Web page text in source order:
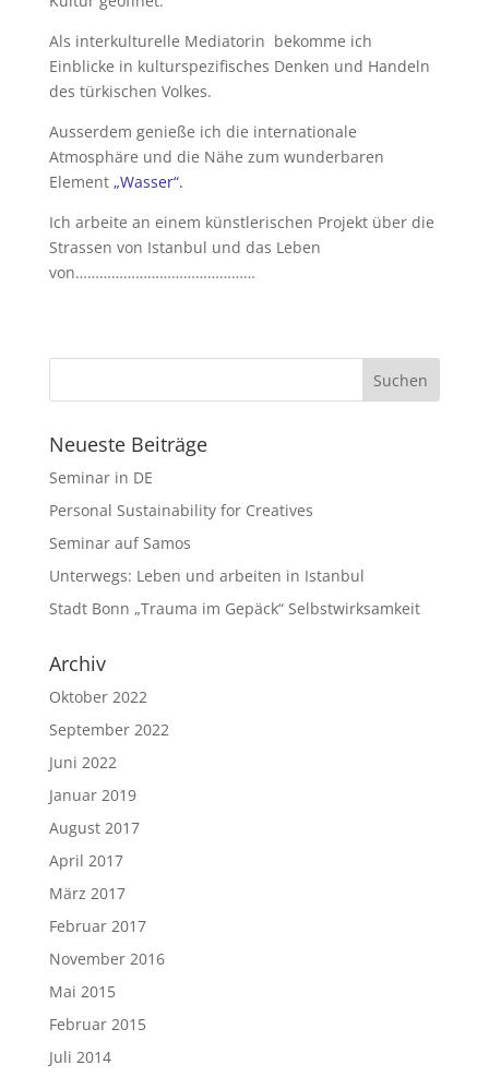
Als interkulturelle Mediatorin bekomme ich
Einblicke in kulturspezifisches Denken und Handeln
des türkischen Volkes.
Ausserdem genieße ich die internationale
Atmosphäre und die Nähe zum wunderbaren
Element „Wasser“.
Ich arbeite an einem künstlerischen Projekt über die
Strassen von Istanbul und das Leben
von………………………………………
Neueste Beiträge
Seminar in DE
Personal Sustainability for Creatives
Seminar auf Samos
Unterwegs: Leben und arbeiten in Istanbul
Stadt Bonn „Trauma im Gepäck“ Selbstwirksamkeit
Archiv
Oktober 2022
September 2022
Juni 2022
Januar 2019
August 2017
April 2017
März 2017
Februar 2017
November 2016
Mai 2015
Februar 2015
Juli 2014